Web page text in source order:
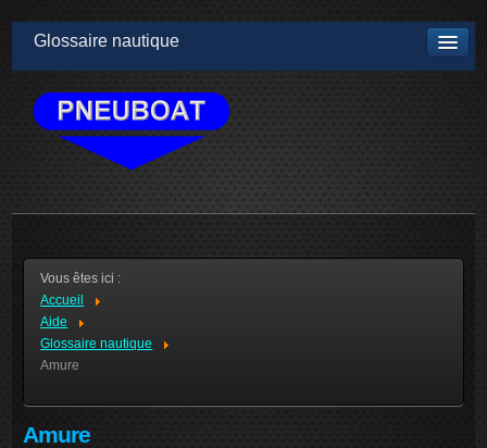
Glossaire nautique
Vous êtes ici :
Accueil
Aide
Glossaire nautique
Amure
Amure